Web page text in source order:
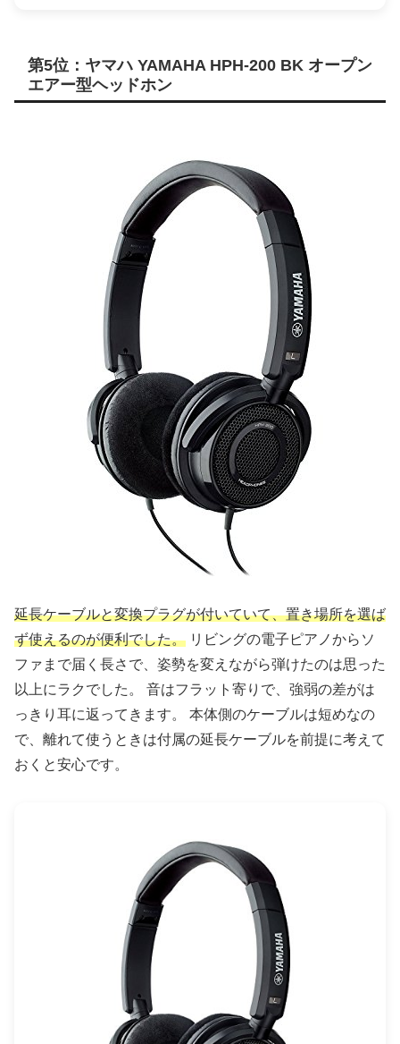
第5位：ヤマハ YAMAHA HPH-200 BK オープン
エアー型ヘッドホン
延長ケーブルと変換プラグが付いていて、置き場所を選ば
ず使えるのが便利でした。 リビングの電子ピアノからソ
ファまで届く長さで、姿勢を変えながら弾けたのは思った
以上にラクでした。 音はフラット寄りで、強弱の差がは
っきり耳に返ってきます。 本体側のケーブルは短めなの
で、離れて使うときは付属の延長ケーブルを前提に考えて
おくと安心です。